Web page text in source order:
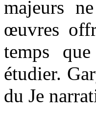
majeurs
œuvres
temps
étudier.
du Je